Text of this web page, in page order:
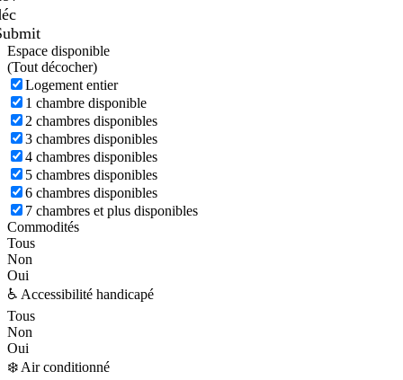
Espace disponible
(Tout décocher)
Logement entier
1 chambre disponible
2 chambres disponibles
3 chambres disponibles
4 chambres disponibles
5 chambres disponibles
6 chambres disponibles
7 chambres et plus disponibles
Commodités
Tous
Non
Oui
♿ Accessibilité handicapé
Tous
Non
Oui
❄️ Air conditionné